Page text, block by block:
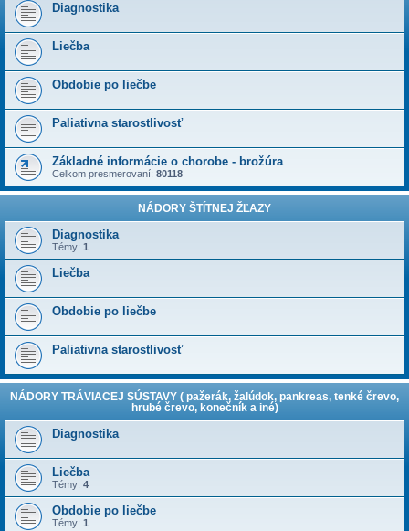
Diagnostika
Liečba
Obdobie po liečbe
Paliativna starostlivosť
Základné informácie o chorobe - brožúra
Celkom presmerovaní: 80118
NÁDORY ŠTÍTNEJ ŽĽAZY
Diagnostika
Témy: 1
Liečba
Obdobie po liečbe
Paliativna starostlivosť
NÁDORY TRÁVIACEJ SÚSTAVY ( pažerák, žalúdok, pankreas, tenké črevo,
hrubé črevo, konečník a iné)
Diagnostika
Liečba
Témy: 4
Obdobie po liečbe
Témy: 1